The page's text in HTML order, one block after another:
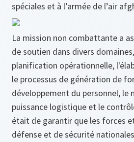
spéciales et à l’armée de l’air
La mission non combattante a
de soutien dans divers
planification opérationnelle,
le processus de génération de
développement du personnel, le
puissance logistique et le
était de garantir que les forces
défense et de sécurité